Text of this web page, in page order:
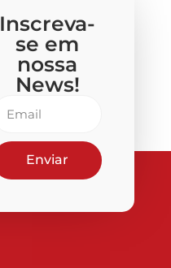
Inscreva-
se em
nossa
News!
Enviar